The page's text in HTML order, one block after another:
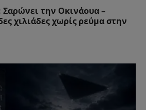
την Οκινάουα –
χιλιάδες χωρίς ρεύμα στην